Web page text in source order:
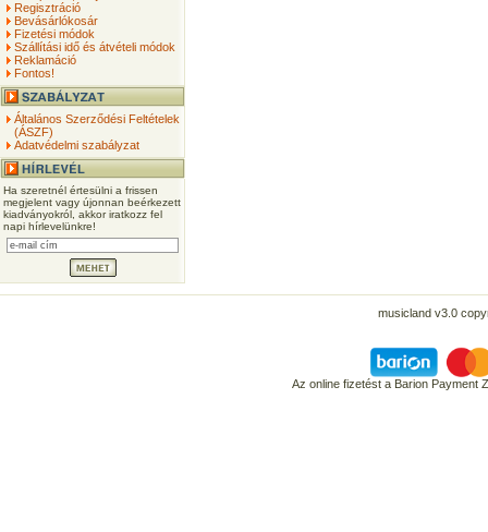
Regisztráció
Bevásárlókosár
Fizetési módok
Szállítási idő és átvételi módok
Reklamáció
Fontos!
Általános Szerződési Feltételek
(ÁSZF)
Adatvédelmi szabályzat
Ha szeretnél értesülni a frissen
megjelent vagy újonnan beérkezett
kiadványokról, akkor iratkozz fel
napi hírlevelünkre!
musicland v3.0
Az online fizetést a Barion Payment